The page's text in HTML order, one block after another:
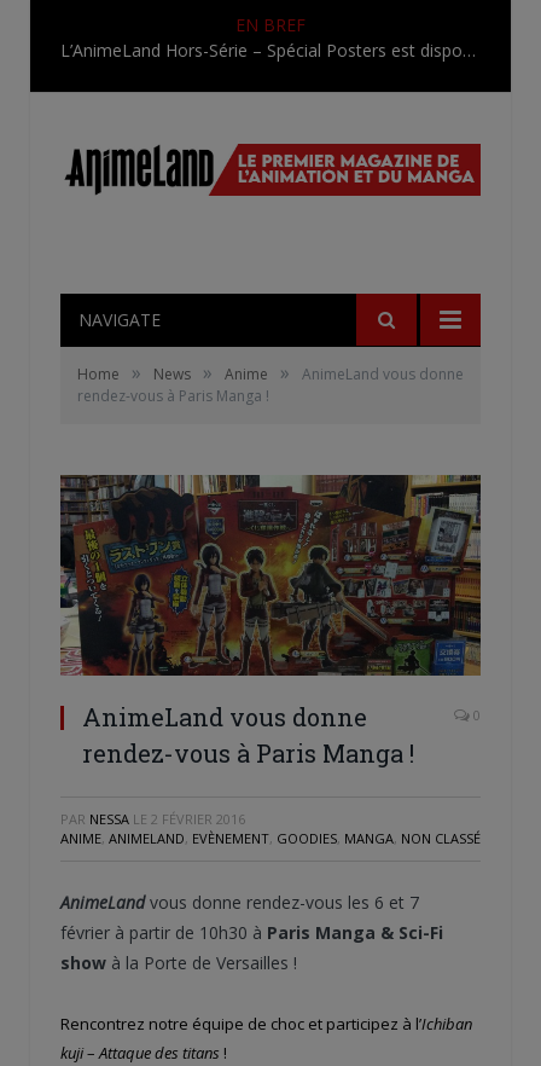
EN BREF
L’AnimeLand Hors-Série – Spécial Posters est disponible !
NAVIGATE
Home » News » Anime »
AnimeLand vous donne
rendez-vous à Paris Manga !
AnimeLand vous donne
rendez-vous à Paris Manga !
0
PAR NESSA LE 2 FÉVRIER 2016
ANIME, ANIMELAND, EVÈNEMENT, GOODIES, MANGA, NON CLASSÉ
AnimeLandvous donne rendez-vous les 6 et 7
février à partir de 10h30 à Paris Manga & Sci-Fi
show à la Porte de Versailles !
Rencontrez notre équipe de choc et participez à l’Ichiban
kuji–Attaque des titans !